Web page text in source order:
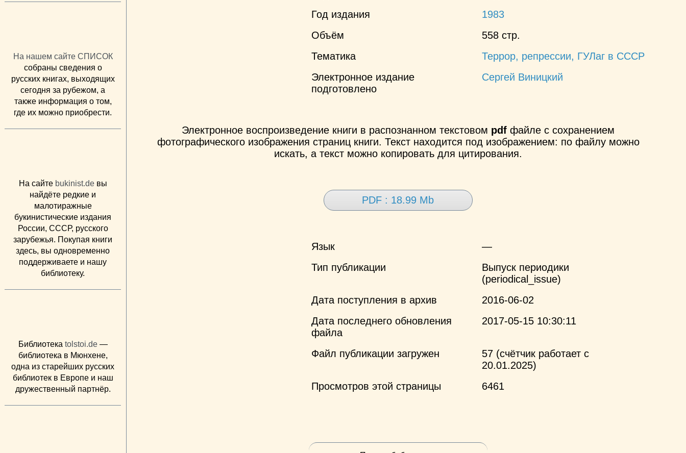
На нашем сайте СПИСОК
собраны сведения о
русских книгах, выходящих
сегодня за рубежом, а
также информация о том,
где их можно приобрести.
На сайте bukinist.deвы
найдёте редкие и
малотиражные
букинистические издания
России, СССР, русского
зарубежья. Покупая книги
здесь, вы одновременно
поддерживаете и нашу
библиотеку.
Библиотека tolstoi.de—
библиотека в Мюнхене,
одна из старейших русских
библиотек в Европе и наш
дружественный партнёр.
Год издания
1983
Объём
558 стр.
Тематика
Террор, репрессии, ГУЛаг в СССР
Электронное издание
подготовлено
Сергей Виницкий
Электронное воспроизведение книги в распознанном текстовом pdf файле с сохранением
фотографического изображения страниц книги. Текст находится под изображением: по файлу можно
искать, а текст можно копировать для цитирования.
PDF : 18.99 Mb
Язык
—
Тип публикации
Выпуск периодики
(periodical_issue)
Дата поступления в архив
2016-06-02
Дата последнего обновления
файла
2017-05-15 10:30:11
Файл публикации загружен
57 (счётчик работает с
20.01.2025)
Просмотров этой страницы
6461